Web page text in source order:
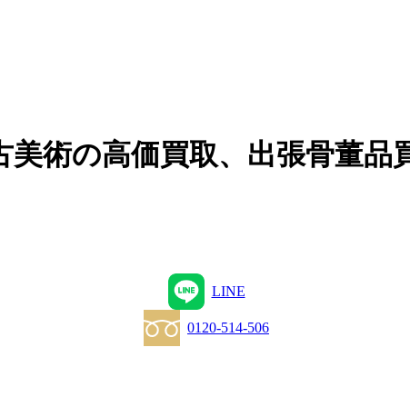
術の高価買取、出張骨董品
LINE
0120-514-506